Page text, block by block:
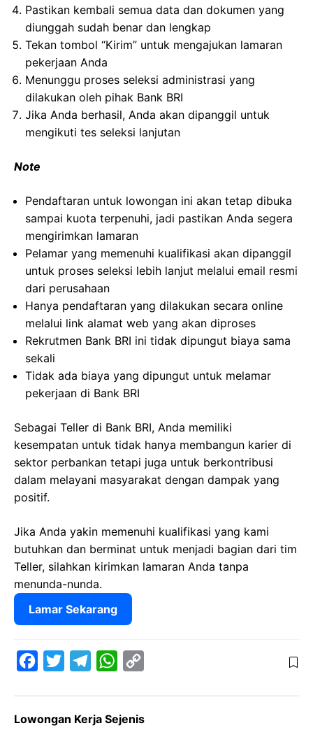
Pastikan kembali semua data dan dokumen yang
diunggah sudah benar dan lengkap
Tekan tombol “Kirim” untuk mengajukan lamaran
pekerjaan Anda
Menunggu proses seleksi administrasi yang
dilakukan oleh pihak Bank BRI
Jika Anda berhasil, Anda akan dipanggil untuk
mengikuti tes seleksi lanjutan
Note
Pendaftaran untuk lowongan ini akan tetap dibuka
sampai kuota terpenuhi, jadi pastikan Anda segera
mengirimkan lamaran
Pelamar yang memenuhi kualifikasi akan dipanggil
untuk proses seleksi lebih lanjut melalui email resmi
dari perusahaan
Hanya pendaftaran yang dilakukan secara online
melalui link alamat web yang akan diproses
Rekrutmen Bank BRI ini tidak dipungut biaya sama
sekali
Tidak ada biaya yang dipungut untuk melamar
pekerjaan di Bank BRI
Sebagai Teller di Bank BRI, Anda memiliki
kesempatan untuk tidak hanya membangun karier di
sektor perbankan tetapi juga untuk berkontribusi
dalam melayani masyarakat dengan dampak yang
positif.
Jika Anda yakin memenuhi kualifikasi yang kami
butuhkan dan berminat untuk menjadi bagian dari tim
Teller, silahkan kirimkan lamaran Anda tanpa
menunda-nunda.
Lamar Sekarang
e
t
e
W
t
y
Lowongan Kerja Sejenis